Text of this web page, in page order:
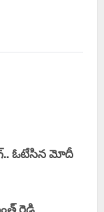
ఓటేసిన మోదీ
రెడ్డి